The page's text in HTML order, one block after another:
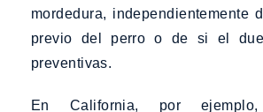
mordedura, independientemente
previo del perro o de si el
preventivas.
En California, por